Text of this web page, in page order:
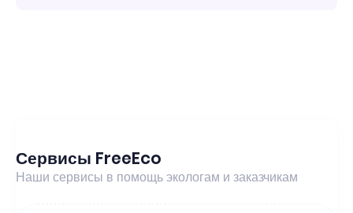
Сервисы FreeEco
Наши сервисы в помощь экологам и заказчикам